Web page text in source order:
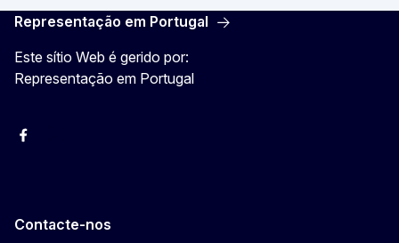
Representação em Portugal
Este sítio Web é gerido por:
Representação em Portugal
Facebook
Contacte-nos